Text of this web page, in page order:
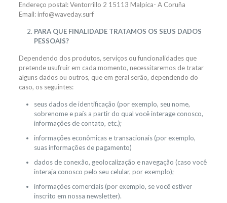
Endereço postal: Ventorrillo 2 15113 Malpica- A Coruña
Email: info@waveday.surf
PARA QUE FINALIDADE TRATAMOS OS SEUS DADOS
PESSOAIS?
Dependendo dos produtos, serviços ou funcionalidades que
pretende usufruir em cada momento, necessitaremos de tratar
alguns dados ou outros, que em geral serão, dependendo do
caso, os seguintes:
seus dados de identificação (por exemplo, seu nome,
sobrenome e país a partir do qual você interage conosco,
informações de contato, etc.);
informações econômicas e transacionais (por exemplo,
suas informações de pagamento)
dados de conexão, geolocalização e navegação (caso você
interaja conosco pelo seu celular, por exemplo);
informações comerciais (por exemplo, se você estiver
inscrito em nossa newsletter).